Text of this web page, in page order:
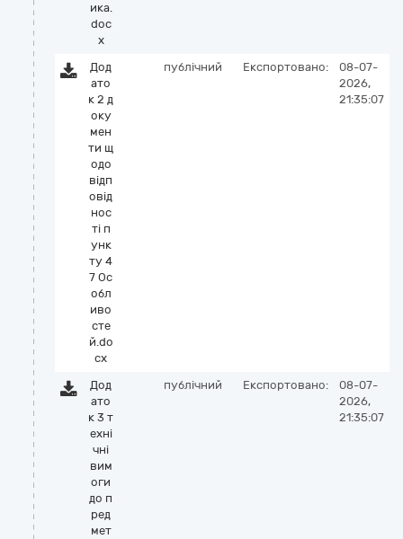
ика.
doc
x
Дод
ато
к 2 д
оку
мен
ти щ
одо
відп
овід
нос
ті п
унк
ту 4
7 Ос
обл
иво
сте
й.do
cx
публічний Експортовано:
08-07-
2026,
21:35:07
Дод
ато
к 3 т
ехні
чні
вим
оги
до п
ред
мет
публічний Експортовано:
08-07-
2026,
21:35:07